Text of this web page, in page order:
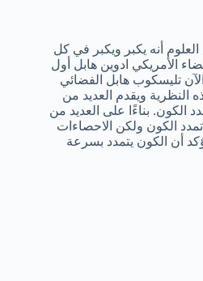
أنه يكبر ويكبر في كل
الأمريكي ادوين هابل أول
تليسكوب هابل الفضائي
النظرية ويقدم العديد من
الكون. بناءًا على العديد من
الكون ولكن الاحصاءات
أن الكون يتمدد بسرعة